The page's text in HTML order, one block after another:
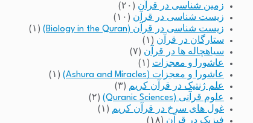
زمین شناسی در قرآن (۲۰)
زیست شناسی در قرآن (۱۰)
زیست شناسی در قرآن (Biology in the Quran)
(۱)
ستارگان در قرآن (۱)
سیاهچاله ها در قرآن (۷)
عاشورا و معجزات (۱)
عاشورا و معجزات (Ashura and Miracles)
(۱)
علم ژنتیک در قرآن کریم (۳)
علوم قرآنی (Quranic Sciences)
(۲)
غول های سرخ در قرآن کریم (۱)
فیزیک در قرآن (۱۸)